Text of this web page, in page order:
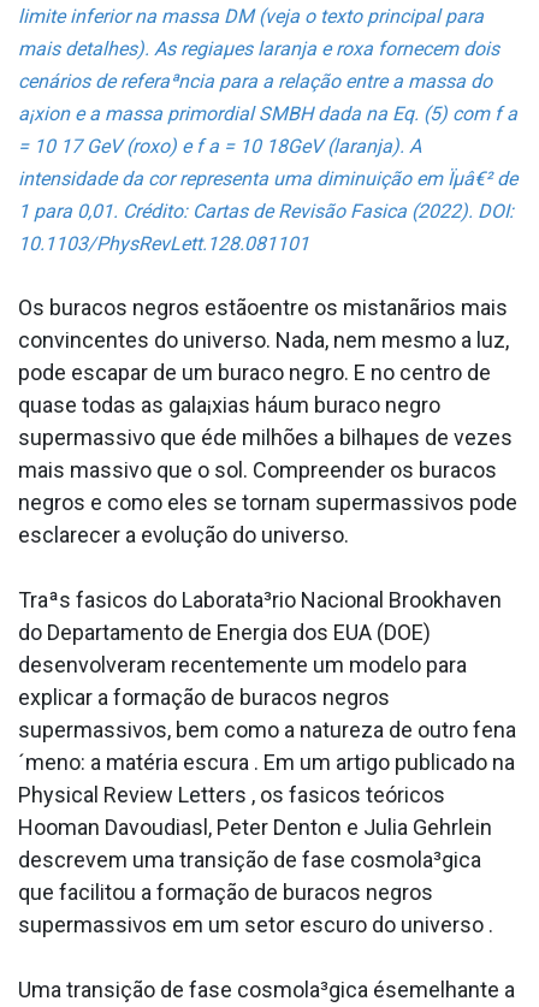
limite inferior na massa DM (veja o texto principal para
mais detalhes). As regiaµes laranja e roxa fornecem dois
cenários de referaªncia para a relação entre a massa do
a¡xion e a massa primordial SMBH dada na Eq. (5) com f a
= 10 17 GeV (roxo) e f a = 10 18GeV (laranja). A
intensidade da cor representa uma diminuição em Ïµâ€² de
1 para 0,01. Crédito: Cartas de Revisão Fa­sica (2022). DOI:
10.1103/PhysRevLett.128.081101
Os buracos negros estãoentre os mistanãrios mais
convincentes do universo. Nada, nem mesmo a luz,
pode escapar de um buraco negro. E no centro de
quase todas as gala¡xias háum buraco negro
supermassivo que éde milhões a bilhaµes de vezes
mais massivo que o sol. Compreender os buracos
negros e como eles se tornam supermassivos pode
esclarecer a evolução do universo.
Traªs fa­sicos do Laborata³rio Nacional Brookhaven
do Departamento de Energia dos EUA (DOE)
desenvolveram recentemente um modelo para
explicar a formação de buracos negros
supermassivos, bem como a natureza de outro fena
´meno: a matéria escura . Em um artigo publicado na
Physical Review Letters , os fa­sicos teóricos
Hooman Davoudiasl, Peter Denton e Julia Gehrlein
descrevem uma transição de fase cosmola³gica
que facilitou a formação de buracos negros
supermassivos em um setor escuro do universo .
Uma transição de fase cosmola³gica ésemelhante a